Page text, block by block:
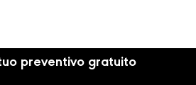
preventivo gratuito